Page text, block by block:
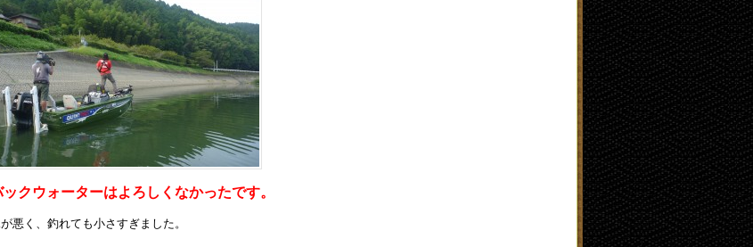
ックウォーターはよろしくなかったです。
悪く、釣れても小さすぎました。